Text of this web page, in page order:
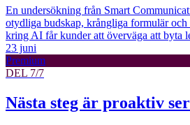
En undersökning från Smart
otydliga budskap, krångliga formulär och
kring AI får kunder att överväga att byta
23 juni
Premium
DEL 7/7
Nästa steg är proaktiv